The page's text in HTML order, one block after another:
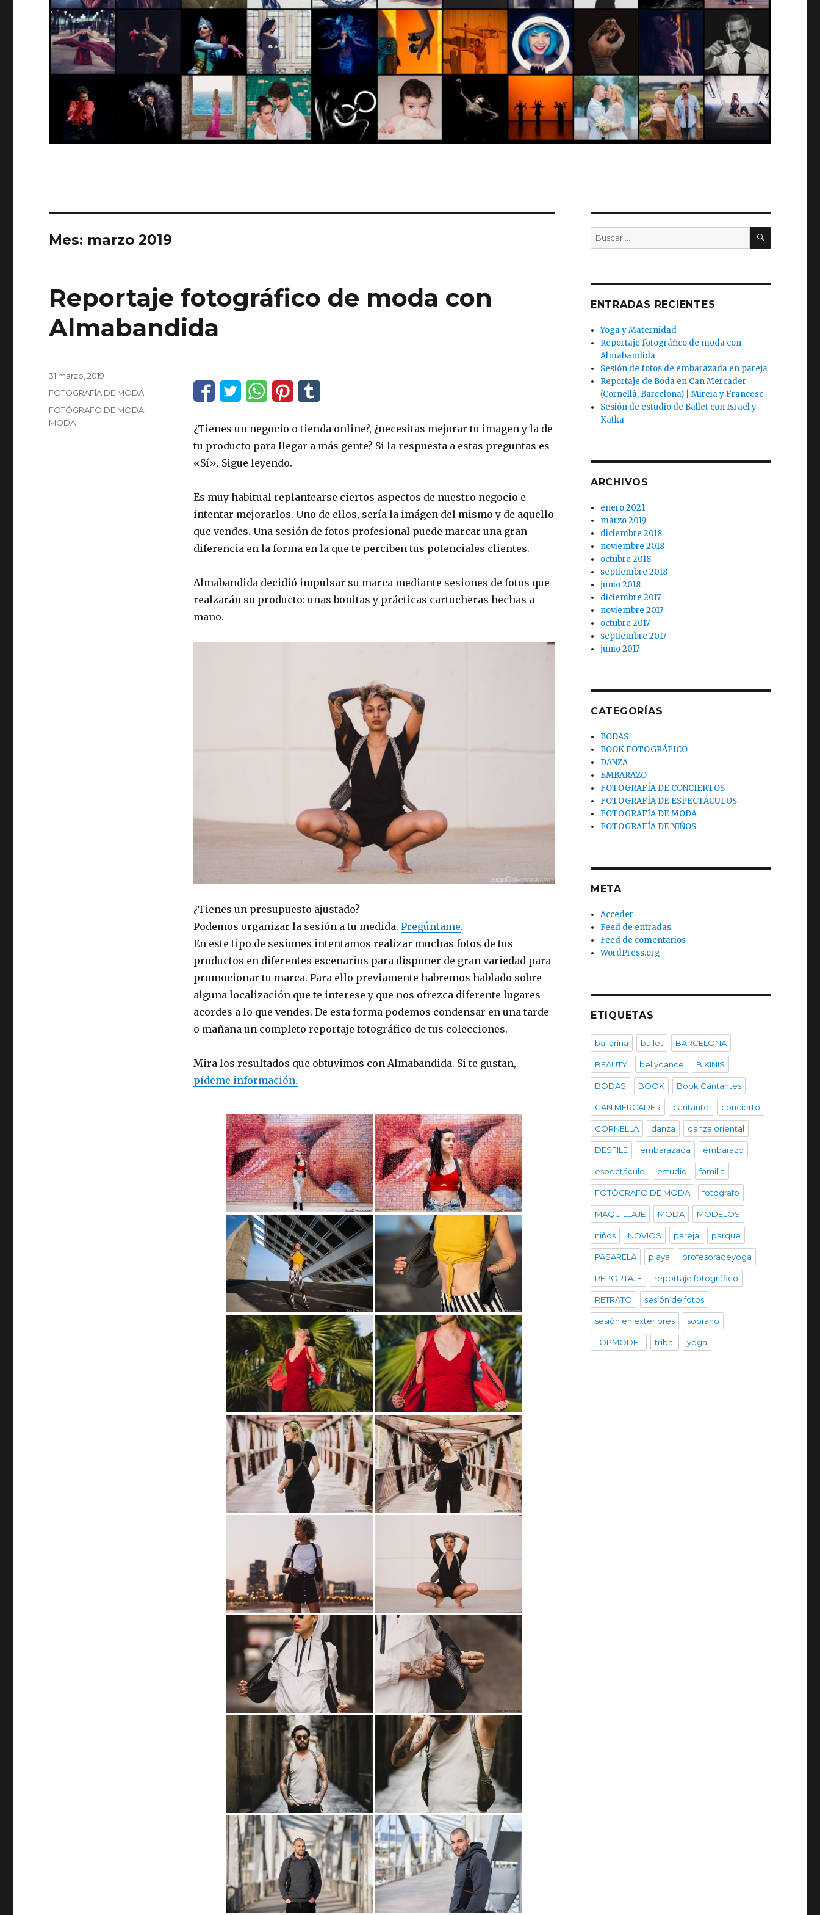
Mes: marzo 2019
Reportaje fotográfico de moda con
Almabandida
¿Tienes un negocio o tienda online?, ¿necesitas mejorar tu imagen y la de
tu producto para llegar a más gente? Si la respuesta a estas preguntas es
«Sí». Sigue leyendo.
Es muy habitual replantearse ciertos aspectos de nuestro negocio e
intentar mejorarlos. Uno de ellos, sería la imágen del mismo y de aquello
que vendes. Una sesión de fotos profesional puede marcar una gran
diferencia en la forma en la que te perciben tus potenciales clientes.
Almabandida decidió impulsar su marca mediante sesiones de fotos que
realzarán su producto: unas bonitas y prácticas cartucheras hechas a
mano.
¿Tienes un presupuesto ajustado?
Podemos organizar la sesión a tu medida. Pregúntame.
En este tipo de sesiones intentamos realizar muchas fotos de tus
productos en diferentes escenarios para disponer de gran variedad para
promocionar tu marca. Para ello previamente habremos hablado sobre
alguna localización que te interese y que nos ofrezca diferente lugares
acordes a lo que vendes. De esta forma podemos condensar en una tarde
o mañana un completo reportaje fotográfico de tus colecciones.
Mira los resultados que obtuvimos con Almabandida. Si te gustan,
pídeme información.
Publicado
31 marzo, 2019
Categorías
FOTOGRAFÍA DE MODA
Etiquetas
FOTÓGRAFO DE MODA
MODA
Buscar
por:
BUSCAR
ENTRADAS RECIENTES
Yoga y Maternidad
Reportaje fotográfico de moda con
Almabandida
Sesión de fotos de embarazada en pareja
Reportaje de Boda en Can Mercader
(Cornellà, Barcelona) | Mireia y Francesc
Sesión de estudio de Ballet con Israel y
Katka
ARCHIVOS
enero 2021
marzo 2019
diciembre 2018
noviembre 2018
octubre 2018
septiembre 2018
junio 2018
diciembre 2017
noviembre 2017
octubre 2017
septiembre 2017
junio 2017
CATEGORÍAS
BODAS
BOOK FOTOGRÁFICO
DANZA
EMBARAZO
FOTOGRAFÍA DE CONCIERTOS
FOTOGRAFÍA DE ESPECTÁCULOS
FOTOGRAFÍA DE MODA
FOTOGRAFÍA DE NIÑOS
META
Acceder
Feed de entradas
Feed de comentarios
WordPress.org
ETIQUETAS
bailarina ballet BARCELONA
BEAUTY bellydance BIKINIS
BODAS BOOK Book Cantantes
CAN MERCADER cantante concierto
CORNELLÀ danza danza oriental
DESFILE embarazada embarazo
espectáculo estudio familia
FOTÓGRAFO DE MODA fotógrafo
MAQUILLAJE MODA MODELOS
niños NOVIOS pareja parque
PASARELA playa profesoradeyoga
REPORTAJE reportaje fotográfico
RETRATO sesión de fotos
sesión en exteriores soprano
TOPMODEL tribal yoga